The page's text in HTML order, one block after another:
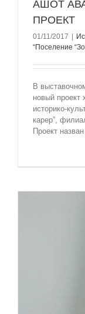
АШОТ
ПРОЕКТ
01/11/2017
“Поселение
В
новый проект
историко-
карер”,
Проект